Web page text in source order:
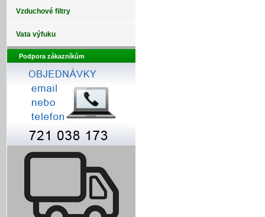
Vzduchové filtry
Vata výfuku
Podpora zákazníkům